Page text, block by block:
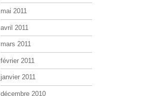
mai 2011
avril 2011
mars 2011
février 2011
janvier 2011
décembre 2010